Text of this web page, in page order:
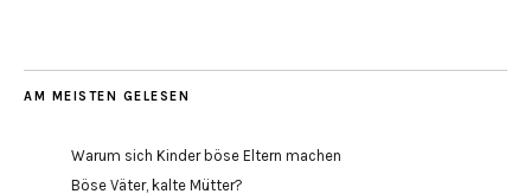
AM MEISTEN GELESEN
Warum sich Kinder böse Eltern machen
Böse Väter, kalte Mütter?